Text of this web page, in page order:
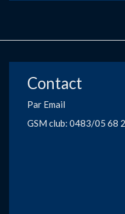
Contact
Par Email
GSM club: 0483/05 68